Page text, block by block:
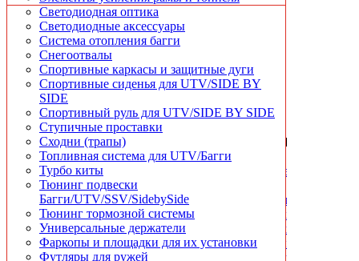
Чехлы для хранения и транспортировки
Шноркеля для квадроциклов
Светодиодная оптика
Светодиодные аксессуары
Система отопления багги
Снегоотвалы
Спортивные каркасы и защитные дуги
Спортивные сиденья для UTV/SIDE BY
SIDE
Спортивный руль для UTV/SIDE BY SIDE
Ступичные проставки
Сходни (трапы)
Топливная система для UTV/Багги
Турбо киты
Тюнинг подвески
Багги/UTV/SSV/SidebySide
Тюнинг тормозной системы
Универсальные держатели
Фаркопы и площадки для их установки
Футляры для ружей
БЫСТРЫЙ
ПРОСМОТР
Рычаги
поперечные
задней
подвески
Super
ATV
для
Polaris
RZR
XP
900
11-
БЫСТРЫЙ
ПРОСМОТР
Тяга
задней
подвески
нижняя
для
Can-
Am
Maverick
X3
XRS
БЫСТРЫЙ
Тяга
задней
средняя
Can-
Am
Maverick
X3
XRS
ПРОСМОТР
гнутых
черных
БЫСТРЫЙ
ПРОСМОТР
Комплект
усиленных
гнутых
верхних
красных
рычагов